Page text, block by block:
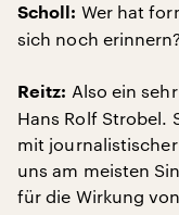
Scholl: Wer hat
sich noch erinnern?
Reitz: Also ein
Hans Rolf Strobel.
mit
uns am meisten
für die Wirkung